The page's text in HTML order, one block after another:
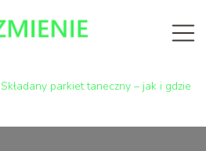
Składany parkiet taneczny – jak i gdzie